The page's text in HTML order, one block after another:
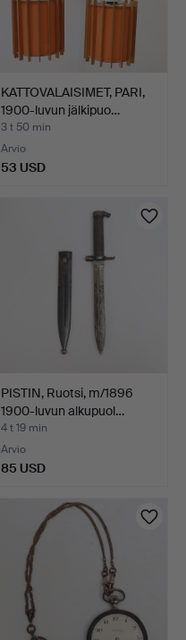
KATTOVALAISIMET, PARI,
1900-luvun jälkipuo…
3 t 50 min
Arvio
53 USD
PISTIN, Ruotsi, m/1896
1900-luvun alkupuol…
4 t 19 min
Arvio
85 USD